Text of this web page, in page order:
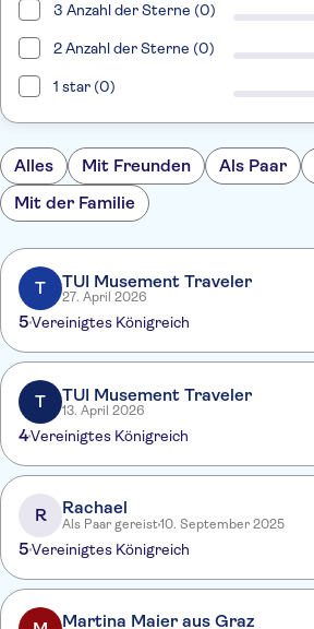
3 Anzahl der Sterne (0)
2 Anzahl der Sterne (0)
1 star (0)
Alles Mit Freunden Als Paar
Mit der Familie
T TUI Musement Traveler
27. April 2026
5Vereinigtes Königreich
T TUI Musement Traveler
13. April 2026
4Vereinigtes Königreich
R Rachael
Als Paar gereist10. September 2025
5Vereinigtes Königreich
Martina Maier aus Graz